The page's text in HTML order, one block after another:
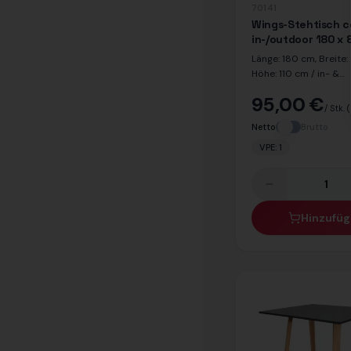
Wings-Stehtisch
in-/outdoor 180 x
Länge: 180 cm, Breite:
Höhe: 110 cm / in- &
Beton / Dekor Beine:
95,00 € / Stk.
Netto
VPE: 1